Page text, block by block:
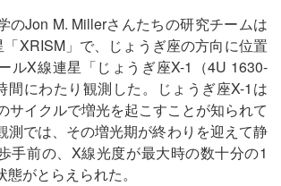
のJon M. Millerさんたちの研究チームは
XRISM」で、じょうぎ座の方向に位置
ルX線連星「じょうぎ座X-1（4U 1630-
間にわたり観測した。じょうぎ座X-1は
サイクルで増光を起こすことが知られて
測では、その増光期が終わりを迎えて静
手前の、X線光度が最大時の数十分の1
がとらえられた。